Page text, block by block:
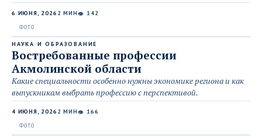
6 ИЮНЯ, 2026 2 МИН👁 142
НАУКА И ОБРАЗОВАНИЕ
Востребованные профессии
Акмолинской области
Какие специальности особенно нужны экономике региона и как
выпускникам выбрать профессию с перспективой.
4 ИЮНЯ, 2026 2 МИН👁 166